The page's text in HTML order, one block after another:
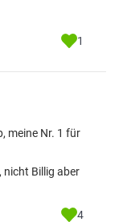
1
meine Nr. 1 für
nicht Billig aber
4